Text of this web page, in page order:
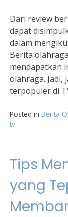
Dari review
dapat
dalam
Berita
mendapatkan
olahraga. Jadi,
terpopuler di
Posted in Berita
tv
Tips
yang